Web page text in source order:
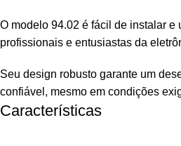
O modelo 94.02 é fácil de instalar e
profissionais e entusiastas da
Seu design robusto garante um
confiável, mesmo em condições
Características